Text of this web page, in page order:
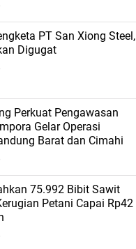
PT San Xiong Steel,
Digugat
Perkuat Pengawasan
Gelar Operasi
Barat dan Cimahi
75.992 Bibit Sawit
Petani Capai Rp42